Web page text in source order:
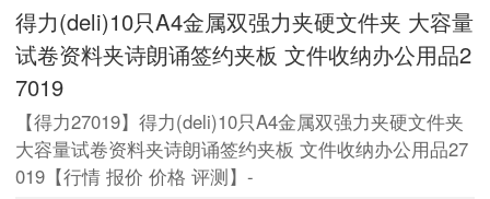
得力(deli)10只A4金属双强力夹硬文件夹 大容量
试卷资料夹诗朗诵签约夹板 文件收纳办公用品2
7019
【得力27019】得力(deli)10只A4金属双强力夹硬文件夹
大容量试卷资料夹诗朗诵签约夹板 文件收纳办公用品27
019【行情 报价 价格 评测】-